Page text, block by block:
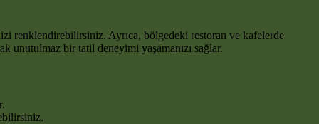
renklendirebilirsiniz. Ayrıca, bölgedeki restoran ve kafelerde
unutulmaz bir tatil deneyimi yaşamanızı sağlar.